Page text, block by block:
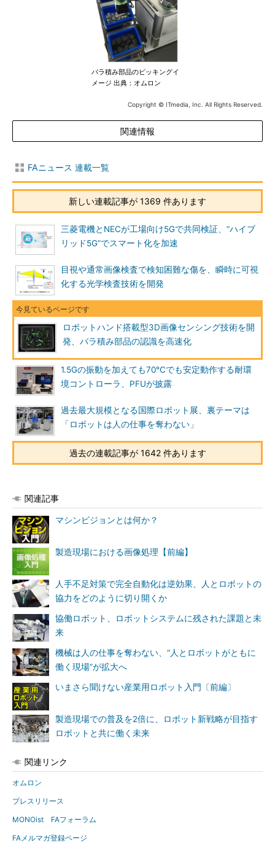
バラ積み部品のピッキングイ
メージ 出典：オムロン
Copyright © ITmedia, Inc. All Rights Reserved.
関連情報
FAニュース 連載一覧
新しい連載記事が 1369 件あります
三菱電機とNECが工場向け5Gで共同検証、“ハイブ
リッド5G”でスマート化を加速
目視や通常画像検査で検知困難な傷を、瞬時に可視
化する光学検査技術を開発
ロボットハンド搭載型3D画像センシング技術を開
発、バラ積み部品の認識を高速化
1.5Gの振動を加えても70℃でも安定動作する耐環
境コントローラ、PFUが披露
過去最大規模となる国際ロボット展、裏テーマは
「ロボットは人の仕事を奪わない」
過去の連載記事が 1642 件あります
関連記事
マシンビジョンとは何か？
製造現場における画像処理【前編】
人手不足対策で完全自動化は逆効果、人とロボットの
協力をどのように切り開くか
協働ロボット、ロボットシステムに残された課題と未
来
機械は人の仕事を奪わない、“人とロボットがともに
働く現場”が拡大へ
いまさら聞けない産業用ロボット入門〔前編〕
製造現場での普及を2倍に、ロボット新戦略が目指す
ロボットと共に働く未来
関連リンク
オムロン
プレスリリース
MONOist FAフォーラム
FAメルマガ登録ページ